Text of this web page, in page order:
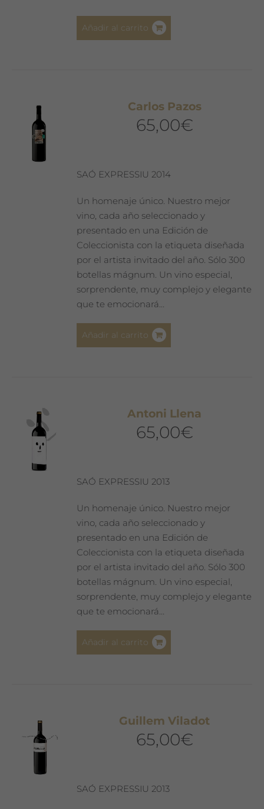
Añadir al carrito
Carlos Pazos
65,00€
SAÓ EXPRESSIU 2014
Un homenaje único. Nuestro mejor
vino, cada año seleccionado y
presentado en una Edición de
Coleccionista con la etiqueta diseñada
por el artista invitado del año. Sólo 300
botellas mágnum. Un vino especial,
sorprendente, muy complejo y elegante
que te emocionará…
Añadir al carrito
Antoni Llena
65,00€
SAÓ EXPRESSIU 2013
Un homenaje único. Nuestro mejor
vino, cada año seleccionado y
presentado en una Edición de
Coleccionista con la etiqueta diseñada
por el artista invitado del año. Sólo 300
botellas mágnum. Un vino especial,
sorprendente, muy complejo y elegante
que te emocionará…
Añadir al carrito
Guillem Viladot
65,00€
SAÓ EXPRESSIU 2013